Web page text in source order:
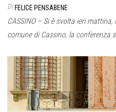
Di FELICE PENSABENE
CASSINO – Si è svolta ieri
comune di Cassino, la conferenza